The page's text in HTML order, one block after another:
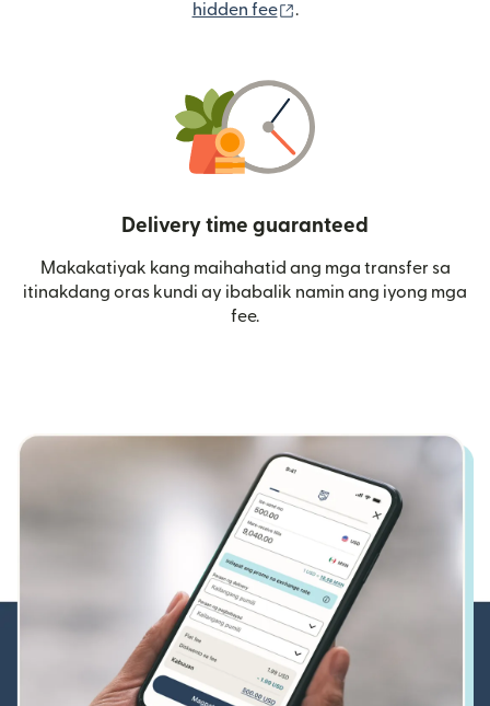
hidden fee
.
Delivery time guaranteed
Makakatiyak kang maihahatid ang mga transfer sa
itinakdang oras kundi ay ibabalik namin ang iyong mga
fee.